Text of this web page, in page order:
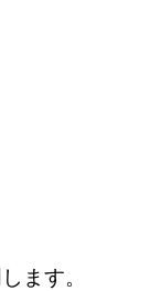
ます。